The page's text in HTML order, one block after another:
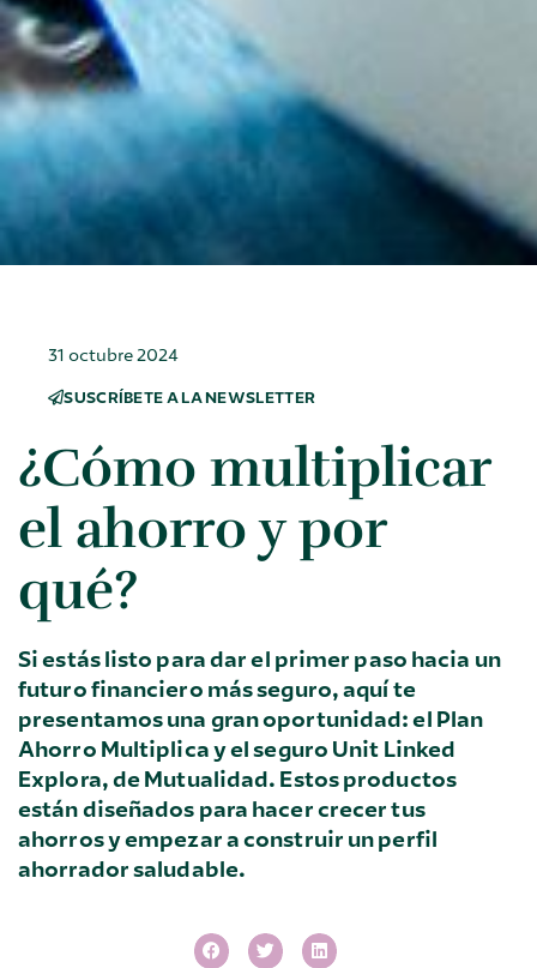
31 octubre 2024
SUSCRÍBETE A LA NEWSLETTER
¿Cómo multiplicar
el ahorro y por
qué?
Si estás listo para dar el primer paso hacia un
futuro financiero más seguro, aquí te
presentamos una gran oportunidad: el Plan
Ahorro Multiplica y el seguro Unit Linked
Explora, de Mutualidad. Estos productos
están diseñados para hacer crecer tus
ahorros y empezar a construir un perfil
ahorrador saludable.